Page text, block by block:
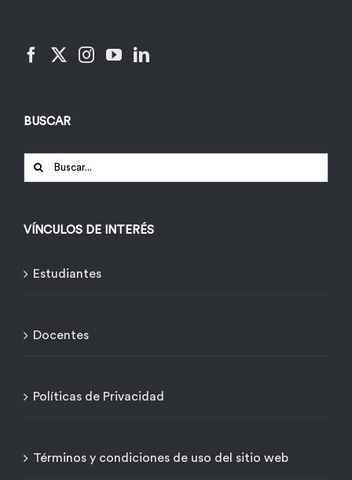
BUSCAR
Buscar:
VÍNCULOS DE INTERÉS
Estudiantes
Docentes
Políticas de Privacidad
Términos y condiciones de uso del sitio web